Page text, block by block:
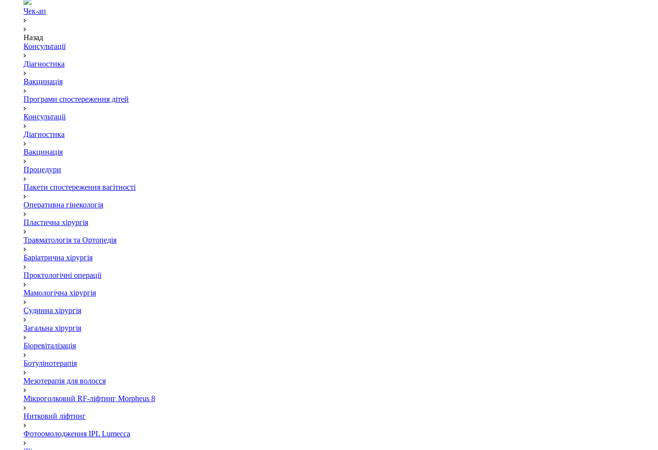
Чек-ап
Назад
Консультації
Діагностика
Вакцинація
Програми спостереження дітей
Консультації
Діагностика
Вакцинація
Процедури
Пакети спостереження вагітності
Оперативна гінекологія
Пластична хірургія
Травматологія та Ортопедія
Баріатрична хірургія
Проктологічні операції
Мамологічна хірургія
Судинна хірургія
Загальна хірургія
Біоревіталізація
Ботулінотерапія
Мезотерапія для волосся
Мікроголковий RF-ліфтинг Morpheus 8
Нитковий ліфтинг
Фотоомолодження IPL Lumecca